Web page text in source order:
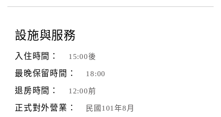
作
旅
伴
劃
商
設施與服務
入住時間： 15:00後
最晚保留時間： 18:00
退房時間： 12:00前
正式對外營業： 民國101年8月